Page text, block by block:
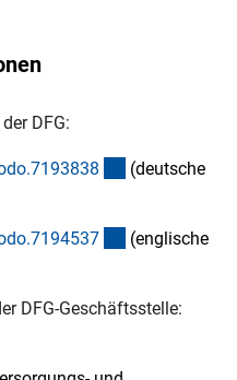
DFG:
8 (externer Link)
(deutsche
7 (externer Link)
(englische
DFG-Geschäftsstelle: